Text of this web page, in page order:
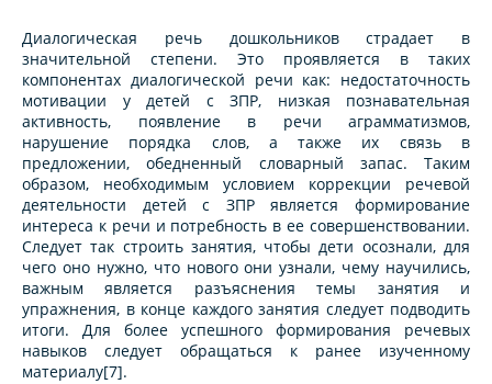
Диалогическая речь дошкольников страдает в
значительной степени. Это проявляется в таких
компонентах диалогической речи как: недостаточность
мотивации у детей с ЗПР, низкая познавательная
активность, появление в речи аграмматизмов,
нарушение порядка слов, а также их связь в
предложении, обедненный словарный запас. Таким
образом, необходимым условием коррекции речевой
деятельности детей с ЗПР является формирование
интереса к речи и потребность в ее совершенствовании.
Следует так строить занятия, чтобы дети осознали, для
чего оно нужно, что нового они узнали, чему научились,
важным является разъяснения темы занятия и
упражнения, в конце каждого занятия следует подводить
итоги. Для более успешного формирования речевых
навыков следует обращаться к ранее изученному
материалу[7].